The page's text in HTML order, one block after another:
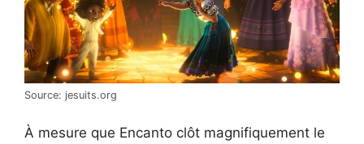
Source: jesuits.org
À mesure que Encanto clôt magnifiquement le